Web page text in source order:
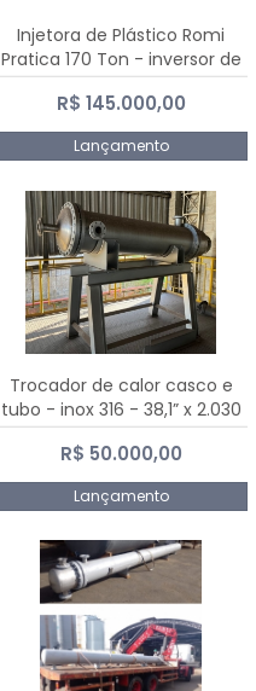
Injetora de Plástico Romi
Pratica 170 Ton - inversor de
frequência NR 12
R$ 145.000,00
Lançamento
Trocador de calor casco e
tubo - inox 316 - 38,1” x 2.030
mm
R$ 50.000,00
Lançamento